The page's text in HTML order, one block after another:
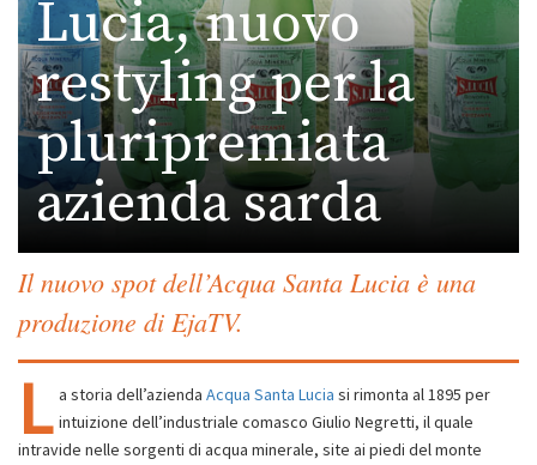
Lucia, nuovo
restyling per la
pluripremiata
azienda sarda
Il nuovo spot dell’Acqua Santa Lucia è una
produzione di EjaTV.
L a storia dell’azienda Acqua Santa Lucia si rimonta al 1895 per
intuizione dell’industriale comasco Giulio Negretti, il quale
intravide nelle sorgenti di acqua minerale, site ai piedi del monte